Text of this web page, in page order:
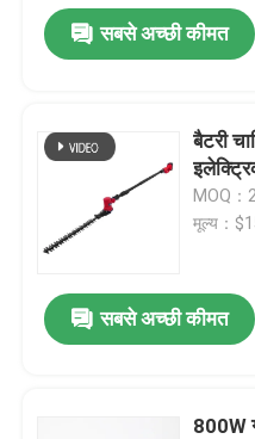
सबसे अच्छी कीमत
बैटरी
MOQ：
मूल्य：
सबसे अच्छी कीमत
800W